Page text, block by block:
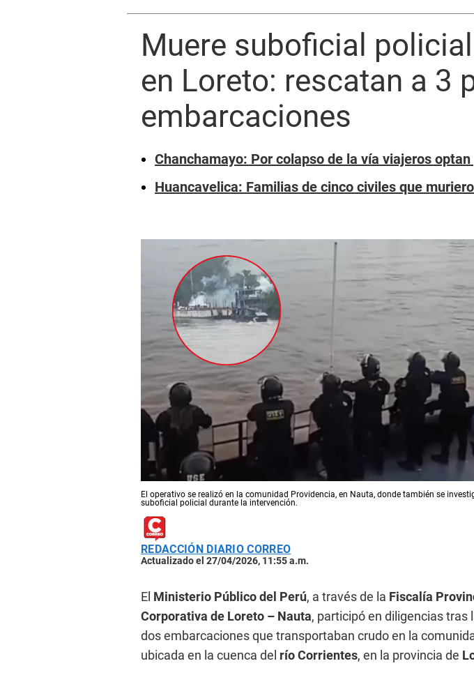
Muere suboficial
en Loreto: rescatan a 3
embarcaciones
Chanchamayo: Por colapso de la vía viajeros
Huancavelica: Familias de cinco civiles que
El operativo se realizó en la comunidad Providencia, en Nauta, donde también se
suboficial policial durante la intervención.
REDACCIÓN DIARIO CORREO
Actualizado el 27/04/2026, 11:55 a.m.
El Ministerio Público del Perú, a través de la Fiscalía
Corporativa de Loreto – Nauta, participó en diligencias tras
dos embarcaciones que transportaban crudo en la
ubicada en la cuenca del río Corrientes, en la provincia de